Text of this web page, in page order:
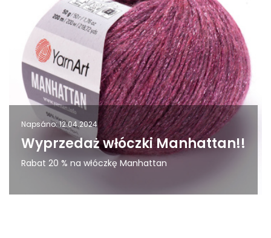
Napsáno: 12.04.2024
Wyprzedaż włóczki Manhattan!!
Rabat 20 % na włóczkę Manhattan